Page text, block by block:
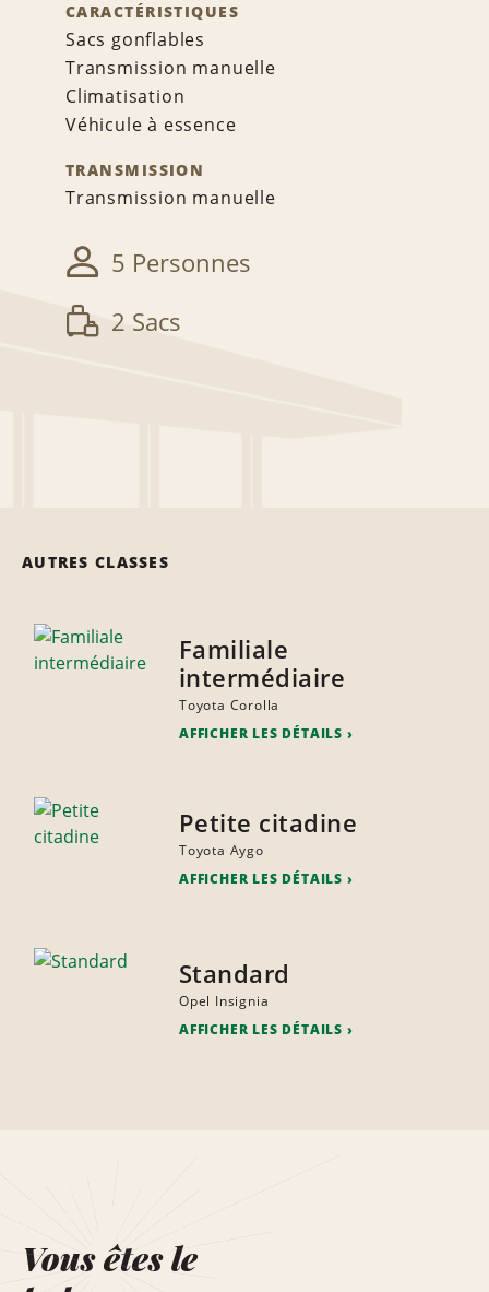
CARACTÉRISTIQUES
Sacs gonflables
Transmission manuelle
Climatisation
Véhicule à essence
TRANSMISSION
Transmission manuelle
5 Personnes
2 Sacs
AUTRES CLASSES
Familiale
intermédiaire
Toyota Corolla
AFFICHER LES DÉTAILS
Petite citadine
Toyota Aygo
AFFICHER LES DÉTAILS
Standard
Opel Insignia
AFFICHER LES DÉTAILS
Vous êtes le